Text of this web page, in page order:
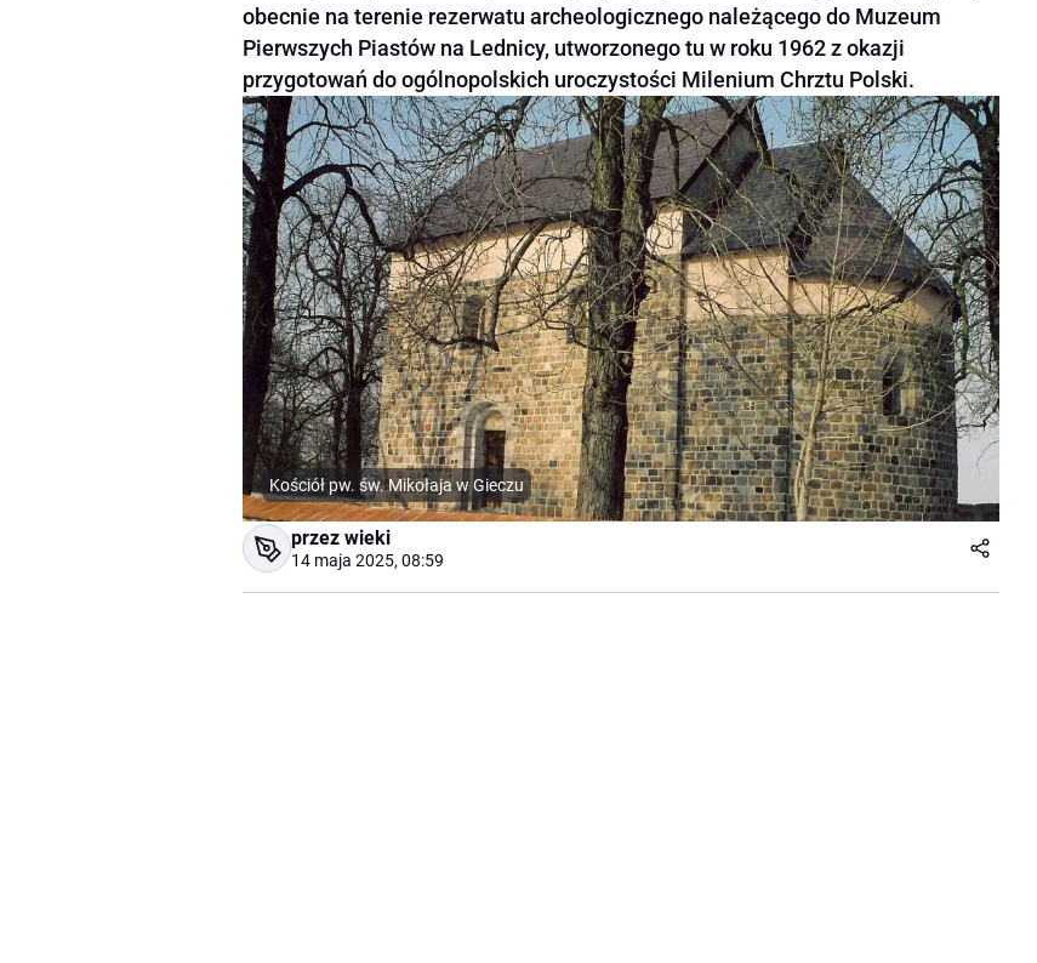
obecnie na terenie rezerwatu archeologicznego należącego do Muzeum
Pierwszych Piastów na Lednicy, utworzonego tu w roku 1962 z okazji
przygotowań do ogólnopolskich uroczystości Milenium Chrztu Polski.
Kościół pw. św. Mikołaja w Gieczu
przez wieki
14 maja 2025, 08:59